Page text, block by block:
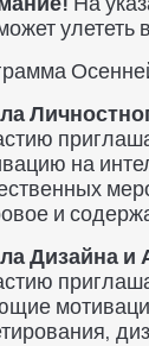
на
и
Дизайна и